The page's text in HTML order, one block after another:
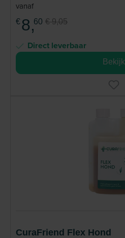
vanaf
€ 8,60 € 9,05
Direct leverbaar
Bekijk
CuraFriend Flex Hond